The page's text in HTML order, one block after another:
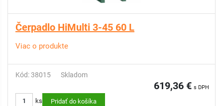
Čerpadlo HiMulti 3-45 60 L
Viac o produkte
Kód: 38015 Skladom
619,36 € s DPH
ks Pridať do košíka